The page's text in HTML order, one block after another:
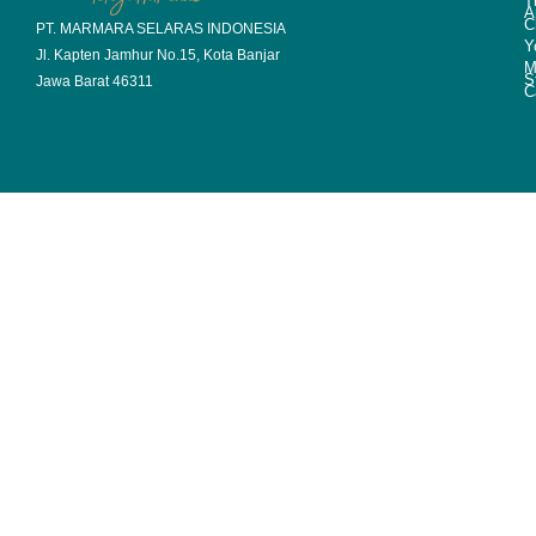
PT. MARMARA SELARAS INDONESIA
Jl. Kapten Jamhur No.15, Kota Banjar
Jawa Barat 46311